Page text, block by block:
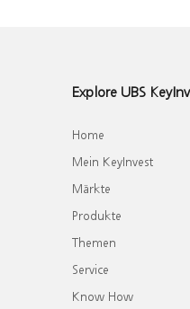
Explore UBS
Home
Mein KeyInvest
Märkte
Produkte
Themen
Service
Know How